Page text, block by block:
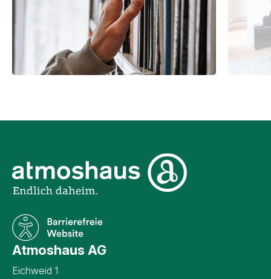
Atmoshaus AG
Eichweid 1